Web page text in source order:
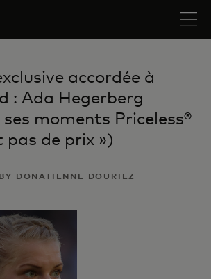
accordée à
: Ada Hegerberg
moments Priceless®
pas de prix »)
DONATIENNE DOURIEZ